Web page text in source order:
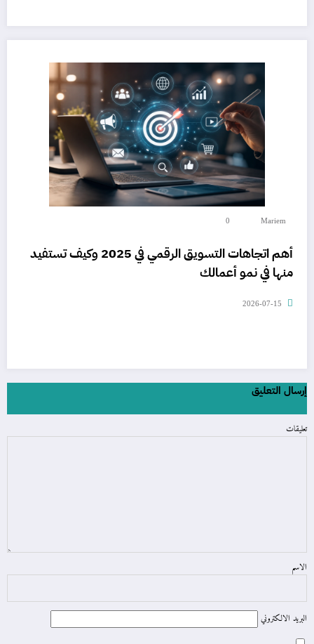
Mariem
0
أهم اتجاهات التسويق الرقمي في 2025 وكيف تستفيد
منها في نمو أعمالك
2026-07-15
إرسال التعليق
تعليقات
الاسم
البريد الالكتروني